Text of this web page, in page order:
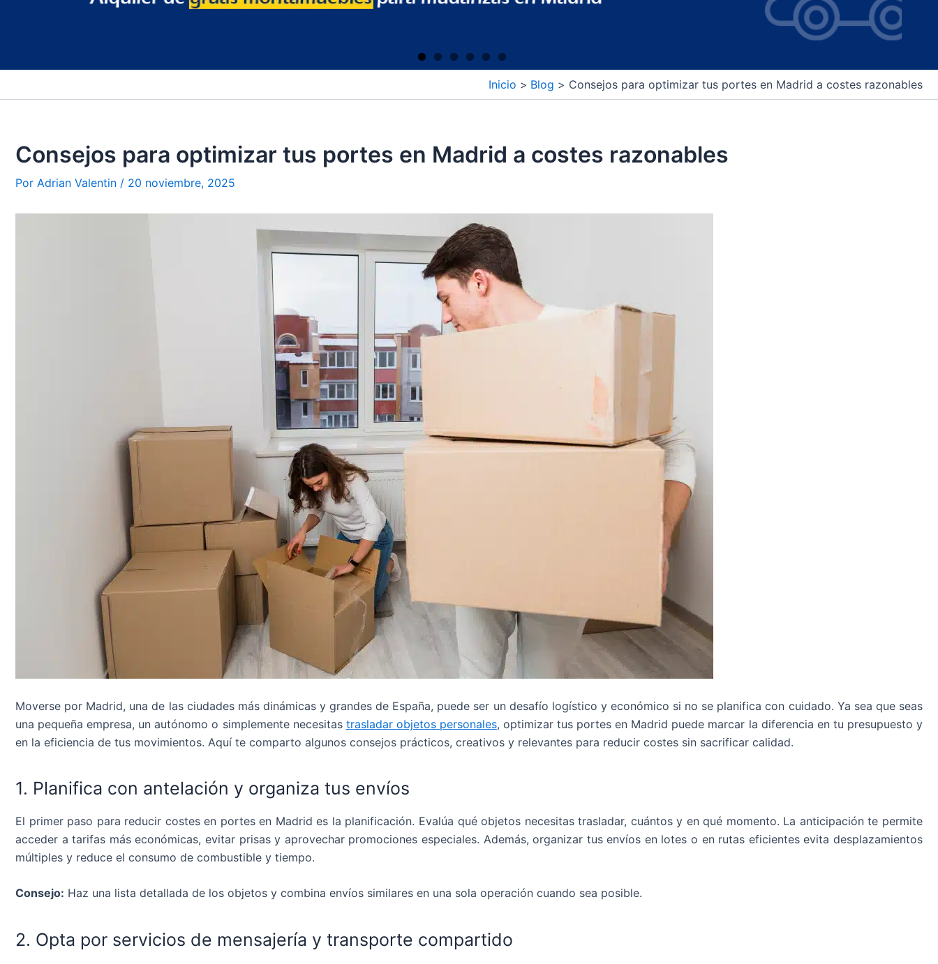
Inicio Blog Consejos para optimizar tus portes en Madrid a costes razonables
Consejos para optimizar tus portes en Madrid a costes razonables
Por Adrian Valentin / 20 noviembre, 2025
Moverse por Madrid, una de las ciudades más dinámicas y grandes de España, puede ser un desafío logístico y económico si no se planifica con cuidado. Ya sea que seas
una pequeña empresa, un autónomo o simplemente necesitas trasladar objetos personales, optimizar tus portes en Madrid puede marcar la diferencia en tu presupuesto y
en la eficiencia de tus movimientos. Aquí te comparto algunos consejos prácticos, creativos y relevantes para reducir costes sin sacrificar calidad.
1. Planifica con antelación y organiza tus envíos
El primer paso para reducir costes en portes en Madrid es la planificación. Evalúa qué objetos necesitas trasladar, cuántos y en qué momento. La anticipación te permite
acceder a tarifas más económicas, evitar prisas y aprovechar promociones especiales. Además, organizar tus envíos en lotes o en rutas eficientes evita desplazamientos
múltiples y reduce el consumo de combustible y tiempo.
Consejo: Haz una lista detallada de los objetos y combina envíos similares en una sola operación cuando sea posible.
2. Opta por servicios de mensajería y transporte compartido